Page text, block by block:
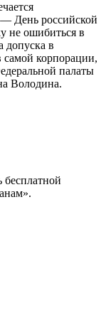
День российской
не ошибиться в
допуска в
самой корпорации,
палаты
Володина.
бесплатной